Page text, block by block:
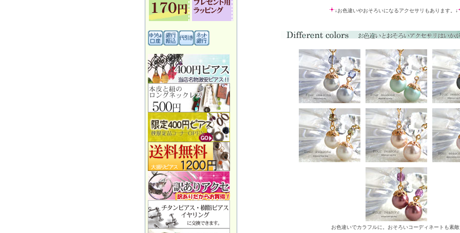
↓お色違いやおそろいになるアクセサリもあります。↓
お色違いでカラフルに。おそろいコーディネートも素敵